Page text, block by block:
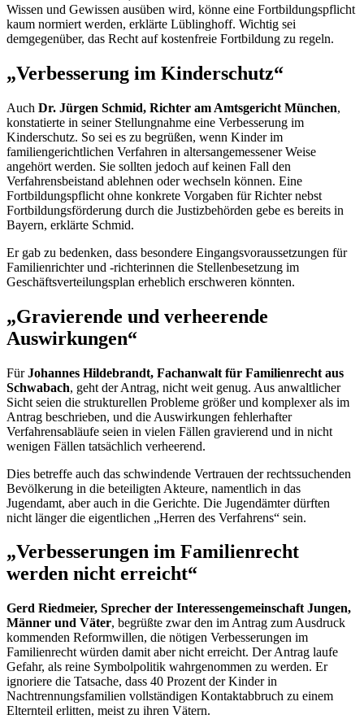
Wissen und Gewissen ausüben wird, könne eine Fortbildungspflicht
kaum normiert werden, erklärte Lüblinghoff. Wichtig sei
demgegenüber, das Recht auf kostenfreie Fortbildung zu regeln.
„Verbesserung im Kinderschutz“
Auch Dr. Jürgen Schmid, Richter am Amtsgericht München,
konstatierte in seiner Stellungnahme eine Verbesserung im
Kinderschutz. So sei es zu begrüßen, wenn Kinder im
familiengerichtlichen Verfahren in altersangemessener Weise
angehört werden. Sie sollten jedoch auf keinen Fall den
Verfahrensbeistand ablehnen oder wechseln können. Eine
Fortbildungspflicht ohne konkrete Vorgaben für Richter nebst
Fortbildungsförderung durch die Justizbehörden gebe es bereits in
Bayern, erklärte Schmid.
Er gab zu bedenken, dass besondere Eingangsvoraussetzungen für
Familienrichter und -richterinnen die Stellenbesetzung im
Geschäftsverteilungsplan erheblich erschweren könnten.
„Gravierende und verheerende
Auswirkungen“
FürJohannes Hildebrandt, Fachanwalt für Familienrecht aus
Schwabach, geht der Antrag, nicht weit genug. Aus anwaltlicher
Sicht seien die strukturellen Probleme größer und komplexer als im
Antrag beschrieben, und die Auswirkungen fehlerhafter
Verfahrensabläufe seien in vielen Fällen gravierend und in nicht
wenigen Fällen tatsächlich verheerend.
Dies betreffe auch das schwindende Vertrauen der rechtssuchenden
Bevölkerung in die beteiligten Akteure, namentlich in das
Jugendamt, aber auch in die Gerichte. Die Jugendämter dürften
nicht länger die eigentlichen „Herren des Verfahrens“ sein.
„Verbesserungen im Familienrecht
werden nicht erreicht“
Gerd Riedmeier, Sprecher der Interessengemeinschaft Jungen,
Männer und Väter, begrüßte zwar den im Antrag zum Ausdruck
kommenden Reformwillen, die nötigen Verbesserungen im
Familienrecht würden damit aber nicht erreicht. Der Antrag laufe
Gefahr, als reine Symbolpolitik wahrgenommen zu werden. Er
ignoriere die Tatsache, dass 40 Prozent der Kinder in
Nachtrennungsfamilien vollständigen Kontaktabbruch zu einem
Elternteil erlitten, meist zu ihren Vätern.